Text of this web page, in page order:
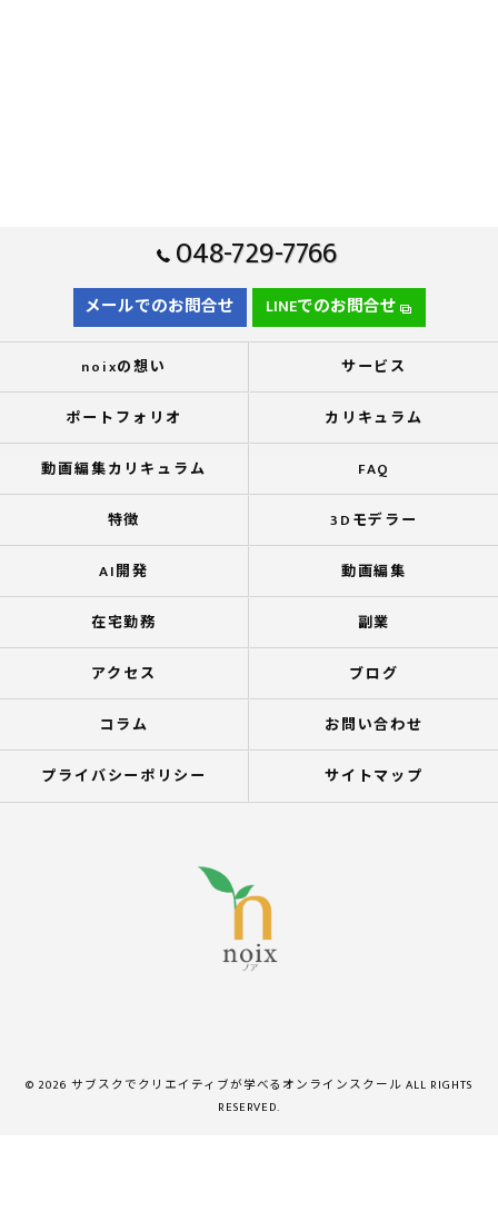
048-729-7766
メールでのお問合せ LINEでのお問合せ
noixの想い サービス
ポートフォリオ カリキュラム
動画編集カリキュラム FAQ
特徴 3Dモデラー
AI開発 動画編集
在宅勤務 副業
アクセス ブログ
コラム お問い合わせ
プライバシーポリシー サイトマップ
© 2026 サブスクでクリエイティブが学べるオンラインスクール ALL RIGHTS
RESERVED.